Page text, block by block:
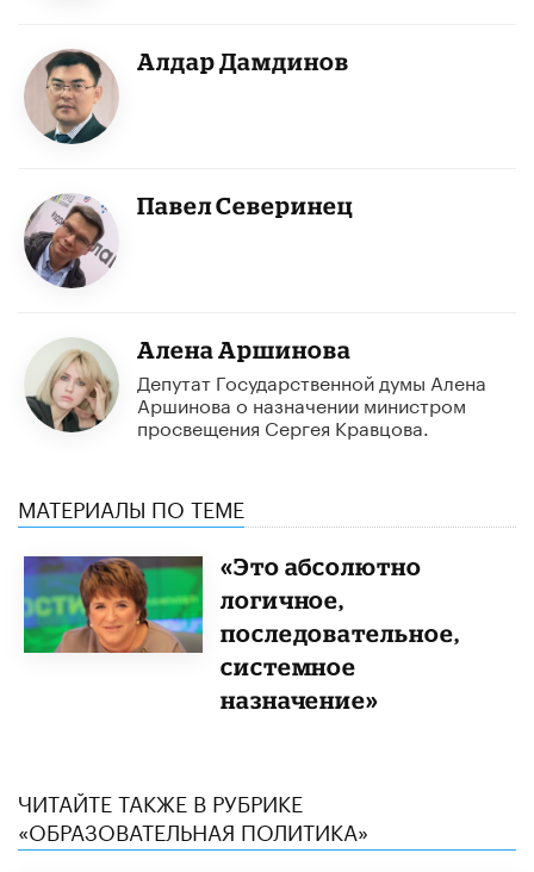
Алдар Дамдинов
Павел Северинец
Алена Аршинова
Депутат Государственной думы Алена
Аршинова о назначении министром
просвещения Сергея Кравцова.
МАТЕРИАЛЫ ПО ТЕМЕ
«Это абсолютно
логичное,
последовательное,
системное
назначение»
ЧИТАЙТЕ ТАКЖЕ В РУБРИКЕ
«ОБРАЗОВАТЕЛЬНАЯ ПОЛИТИКА»